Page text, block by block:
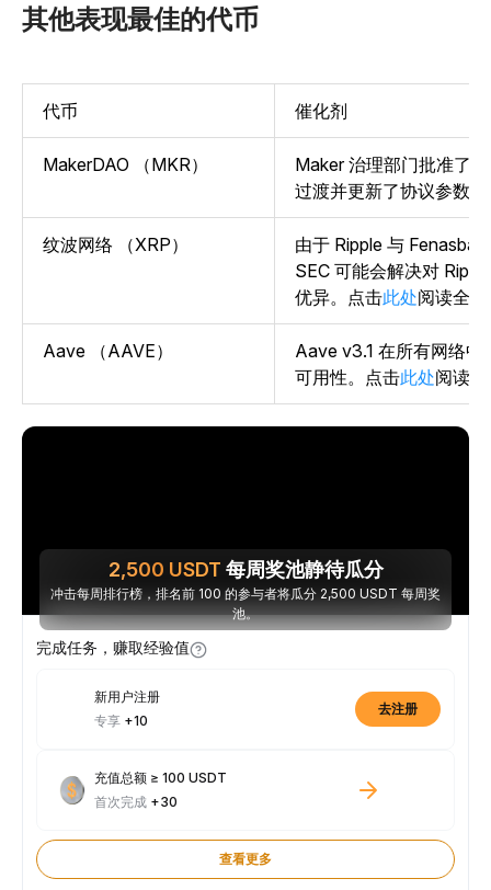
其他表现最佳的代币
代币 催化剂
MakerDAO （MKR）
Maker 治理部门批准了
过渡并更新了协议参数
纹波网络 （XRP）
由于 Ripple 与
SEC 可能会解决对
优异。 点击此处阅读全
Aave （AAVE）
Aave v3.1 在所有网络
可用性。点击此处阅读
2,500 USDT 每周奖池静待瓜分
冲击每周排行榜，排名前 100 的参与者将瓜分 2,500 USDT 每周奖
池。
完成任务，赚取经验值
新用户注册
专享 +10
去注册
充值总额 ≥ 100 USDT
首次完成 +30
查看更多